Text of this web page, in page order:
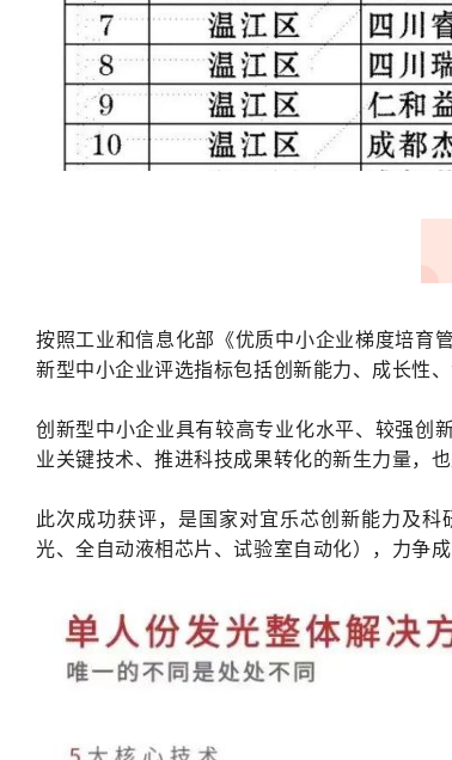
按照工业和信息化部《优质中小企业梯度培育
新型中小企业评选指标包括创新能力、成长性、
创新型中小企业具有较高专业化水平、较强创
业关键技术、推进科技成果转化的新生力量，也
此次成功获评，是国家对宜乐芯创新能力及
光、全自动液相芯片、试验室自动化），力争